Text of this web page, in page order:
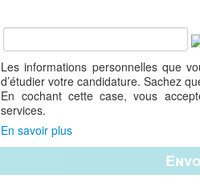
Les informations personnelles que
d’étudier votre candidature. Sachez
En cochant cette case, vous
services.
En savoir plus